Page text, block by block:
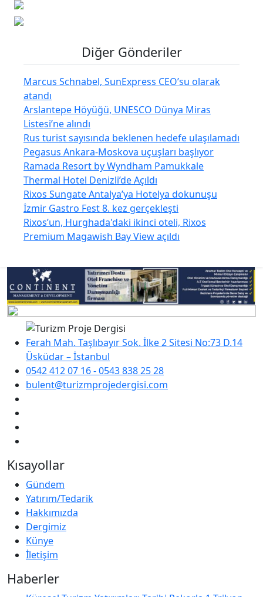
Diğer Gönderiler
Marcus Schnabel, SunExpress CEO’su olarak
atandı
Arslantepe Höyüğü, UNESCO Dünya Miras
Listesi’ne alındı
Rus turist sayısında beklenen hedefe ulaşılamadı
Pegasus Ankara-Moskova uçuşları başlıyor
Ramada Resort by Wyndham Pamukkale
Thermal Hotel Denizli’de Açıldı
Rixos Sungate Antalya’ya Hotelya dokunuşu
İzmir Gastro Fest 8. kez gerçekleşti
Rixos’un, Hurghada'daki ikinci oteli, Rixos
Premium Magawish Bay View açıldı
Ferah Mah. Taşlıbayır Sok. İlke 2 Sitesi No:73 D.14
Üsküdar – İstanbul
0542 412 07 16 - 0543 838 25 28
bulent@turizmprojedergisi.com
Kısayollar
Gündem
Yatırım/Tedarik
Hakkımızda
Dergimiz
Künye
İletişim
Haberler